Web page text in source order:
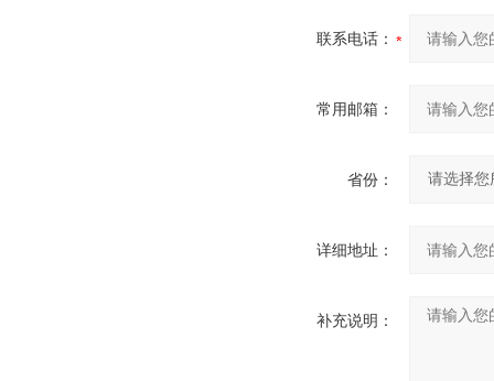
联系电话：
常用邮箱：
省份：
详细地址：
补充说明：